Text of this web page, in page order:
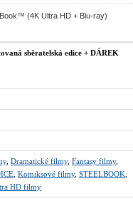
(4K Ultra HD + Blu-ray)
sběratelská edice + DÁREK
, Dramatické filmy, Fantasy filmy,
Komiksové filmy, STEELBOOK
HD filmy